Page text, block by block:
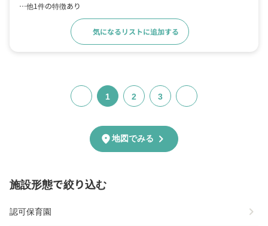
…他1件の特徴あり
気になるリストに追加する
1 2 3
location_on地図でみる chevron_right
施設形態で絞り込む
認可保育園 chevron_right